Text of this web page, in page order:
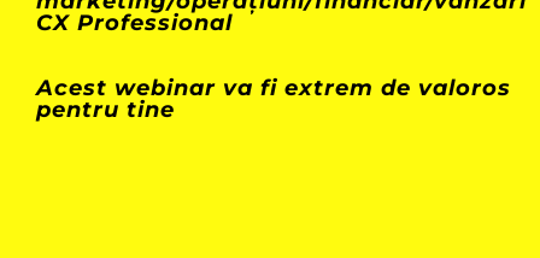
CX Professional
Acest webinar va fi extrem de valoros
pentru tine